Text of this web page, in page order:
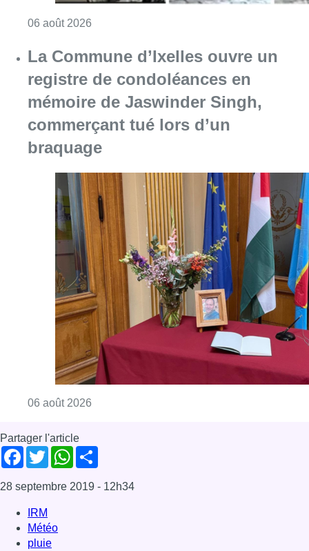
06 août 2026
La Commune d’Ixelles ouvre un
registre de condoléances en
mémoire de Jaswinder Singh,
commerçant tué lors d’un
braquage
06 août 2026
Partager l'article
Facebook
TwitterWhatsApp
28 septembre 2019 - 12h34
IRM
Météo
pluie